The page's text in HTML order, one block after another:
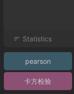
Statistics
pearson
卡方检验